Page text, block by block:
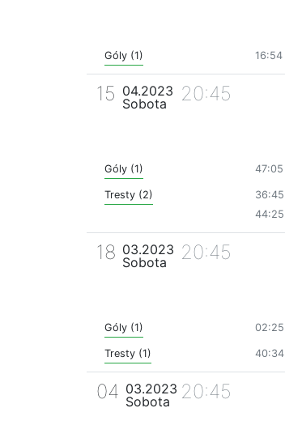
Góly (1) 16:54
15 04.2023
Sobota
20:45
Góly (1) 47:05
Tresty (2) 36:45
44:25
18 03.2023
Sobota
20:45
Góly (1) 02:25
Tresty (1) 40:34
04 03.2023
Sobota
20:45